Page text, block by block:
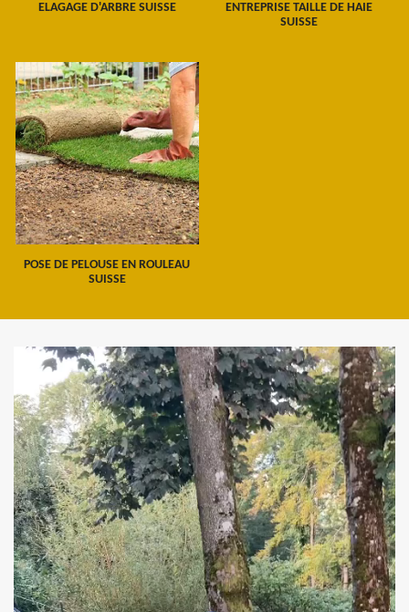
ELAGAGE D'ARBRE SUISSE
ENTREPRISE TAILLE DE HAIE
SUISSE
POSE DE PELOUSE EN ROULEAU
SUISSE